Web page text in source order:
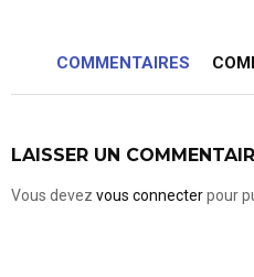
COMMENTAIRES
LAISSER UN
Vous devez vous connecterpour